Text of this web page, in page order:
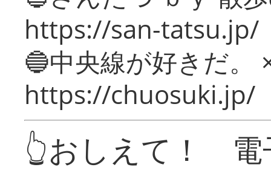
https://san-tatsu.jp/
🔵中央線が好きだ。
https://chuosuki.jp/
👆おしえて！ 電